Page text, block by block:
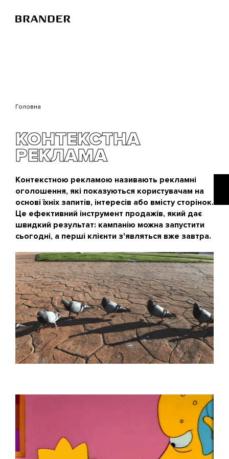
Головна
КОНТЕКСТНА
РЕКЛАМА
Контекстною рекламою називають рекламні
оголошення, які показуються користувачам на
основі їхніх запитів, інтересів або вмісту сторінок.
Це ефективний інструмент продажів, який дає
швидкий результат: кампанію можна запустити
сьогодні, а перші клієнти з'являться вже завтра.